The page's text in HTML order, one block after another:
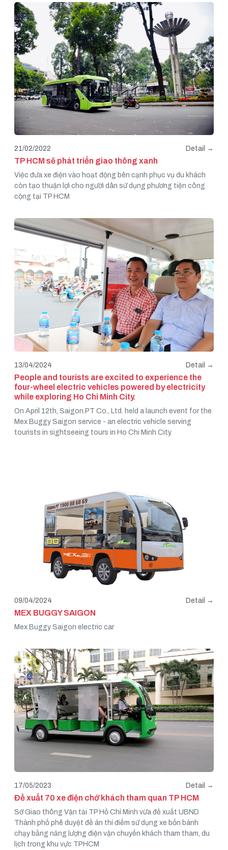
21/02/2022 Detail →
TP HCM sẽ phát triển giao thông xanh
Việc đưa xe điện vào hoạt động bên cạnh phục vụ du khách
còn tạo thuận lợi cho người dân sử dụng phương tiện công
cộng tại TP HCM
13/04/2024 Detail →
People and tourists are excited to experience the
four-wheel electric vehicles powered by electricity
while exploring Ho Chi Minh City.
On April 12th, Saigon.PT Co., Ltd. held a launch event for the
Mex Buggy Saigon service - an electric vehicle serving
tourists in sightseeing tours in Ho Chi Minh City.
09/04/2024 Detail →
MEX BUGGY SAIGON
Mex Buggy Saigon electric car
17/05/2023 Detail →
Đề xuất 70 xe điện chở khách tham quan TP HCM
Sở Giao thông Vận tải TP Hồ Chí Minh vừa đề xuất UBND
Thành phố phê duyệt đề án thí điểm sử dụng xe bốn bánh
chạy bằng năng lượng điện vận chuyển khách tham tham, du
lịch trong khu vực TPHCM